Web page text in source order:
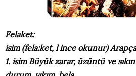
Felaket:
isim (fela:ket, l ince okunur)
1. isim Büyük zarar, üzüntü ve